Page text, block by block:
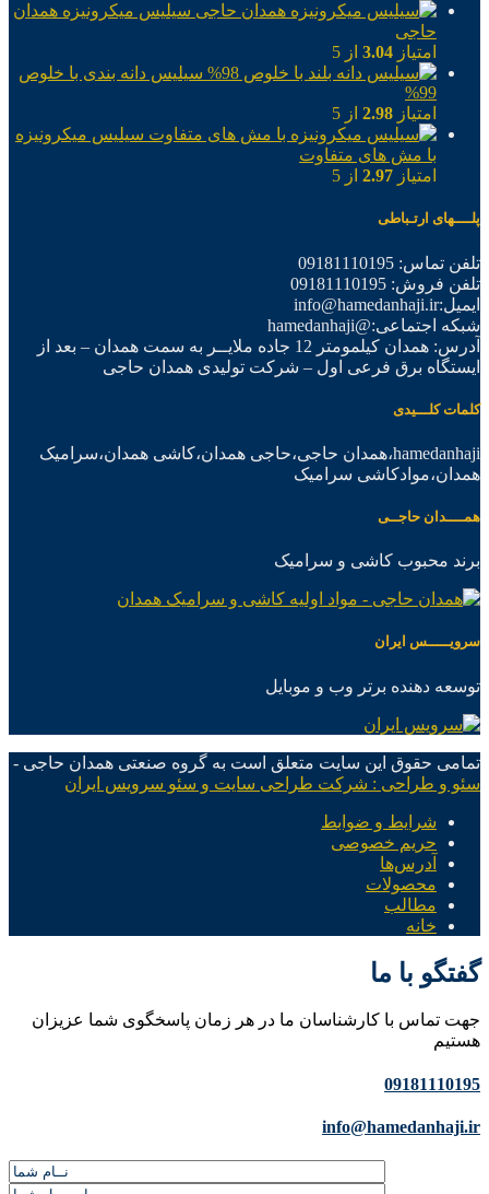
سیلیس میکرونیزه همدان
حاجی
امتیاز 3.04 از 5
سیلیس دانه بندی با خلوص
99%
امتیاز 2.98 از 5
سیلیس میکرونیزه
با مش های متفاوت
امتیاز 2.97 از 5
پلــــهای ارتـباطی
تلفن تماس: 09181110195
تلفن فروش: 09181110195
ایمیل:info@hamedanhaji.ir
شبکه اجتماعی:@hamedanhaji
آدرس: همدان کیلمومتر 12 جاده ملایــر به سمت همدان – بعد از
ایستگاه برق فرعی اول – شرکت تولیدی همدان حاجی
کلمات کلـــیدی
hamedanhaji،همدان حاجی،حاجی همدان،کاشی همدان،سرامیک
همدان،موادکاشی سرامیک
همــــدان حاجــی
برند محبوب کاشی و سرامیک
سرویـــــس ایران
توسعه دهنده برتر وب و موبایل
تمامی حقوق این سایت متعلق است به گروه صنعتی همدان حاجی -
سئو و طراحی : شرکت طراحی سایت و سئو سرویس ایران
شرایط و ضوابط
حریم خصوصی
آدرس‌ها
محصولات
مطالب
خانه
گفتگو با ما
جهت تماس با کارشناسان ما در هر زمان پاسخگوی شما عزیزان
هستیم
09181110195
info@hamedanhaji.ir